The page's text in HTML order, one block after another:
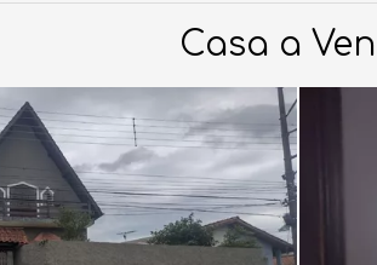
Casa a